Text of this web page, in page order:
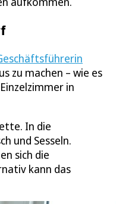
zu machen – wie es
in
In die
und Sesseln.
sich die
kann das